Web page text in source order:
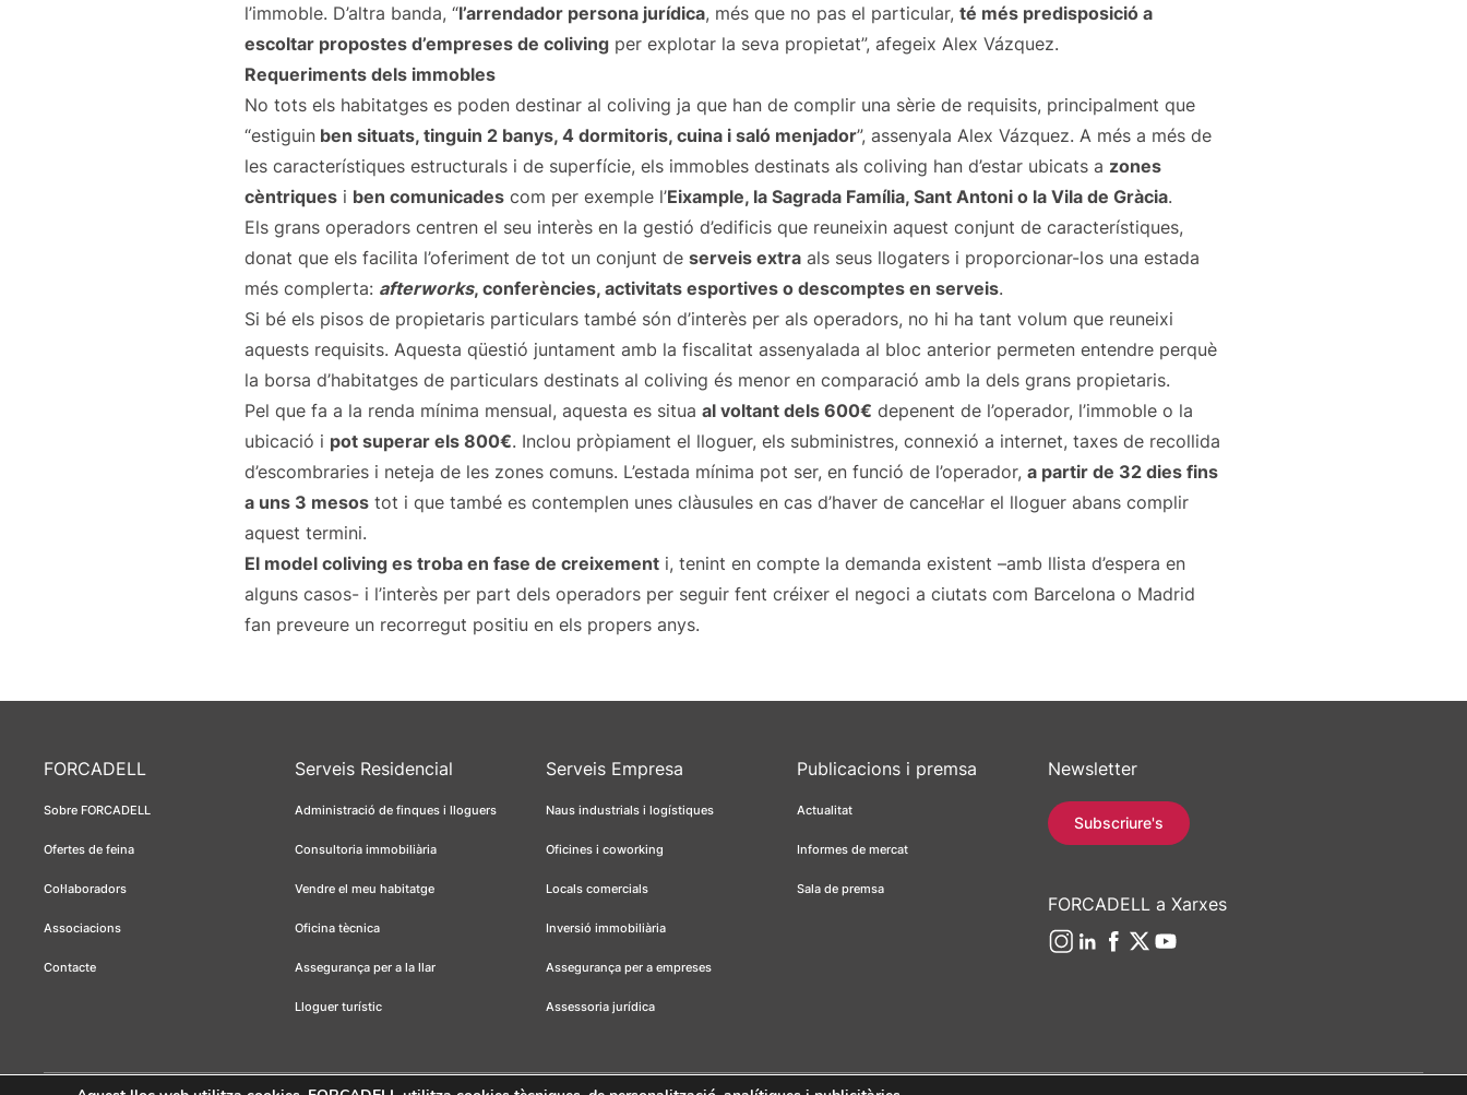
l’immoble. D’altra banda, “l’arrendador persona jurídica, més que no pas el particular, té més predisposició a
escoltar propostes d’empreses de coliving per explotar la seva propietat”, afegeix Alex Vázquez.
Requeriments dels immobles
No tots els habitatges es poden destinar al coliving ja que han de complir una sèrie de requisits, principalment que
“estiguin ben situats, tinguin 2 banys, 4 dormitoris, cuina i saló menjador”, assenyala Alex Vázquez. A més a més de
les característiques estructurals i de superfície, els immobles destinats als coliving han d’estar ubicats a zones
cèntriques i ben comunicades com per exemple l’Eixample, la Sagrada Família, Sant Antoni o la Vila de Gràcia.
Els grans operadors centren el seu interès en la gestió d’edificis que reuneixin aquest conjunt de característiques,
donat que els facilita l’oferiment de tot un conjunt de serveis extra als seus llogaters i proporcionar-los una estada
més complerta: afterworks, conferències, activitats esportives o descomptes en serveis.
Si bé els pisos de propietaris particulars també són d’interès per als operadors, no hi ha tant volum que reuneixi
aquests requisits. Aquesta qüestió juntament amb la fiscalitat assenyalada al bloc anterior permeten entendre perquè
la borsa d’habitatges de particulars destinats al coliving és menor en comparació amb la dels grans propietaris.
Pel que fa a la renda mínima mensual, aquesta es situa al voltant dels 600€ depenent de l’operador, l’immoble o la
ubicació i pot superar els 800€. Inclou pròpiament el lloguer, els subministres, connexió a internet, taxes de recollida
d’escombraries i neteja de les zones comuns. L’estada mínima pot ser, en funció de l’operador, a partir de 32 dies fins
a uns 3 mesos tot i que també es contemplen unes clàusules en cas d’haver de cancel·lar el lloguer abans complir
aquest termini.
El model coliving es troba en fase de creixement i, tenint en compte la demanda existent –amb llista d’espera en
alguns casos- i l’interès per part dels operadors per seguir fent créixer el negoci a ciutats com Barcelona o Madrid
fan preveure un recorregut positiu en els propers anys.
FORCADELL
Sobre FORCADELL
Ofertes de feina
Col·laboradors
Associacions
Contacte
Serveis Residencial
Administració de finques i lloguers
Consultoria immobiliària
Vendre el meu habitatge
Oficina tècnica
Assegurança per a la llar
Lloguer turístic
Serveis Empresa
Naus industrials i logístiques
Oficines i coworking
Locals comercials
Inversió immobiliària
Assegurança per a empreses
Assessoria jurídica
Publicacions i premsa
Actualitat
Informes de mercat
Sala de premsa
Newsletter
Subscriure's
FORCADELL a Xarxes